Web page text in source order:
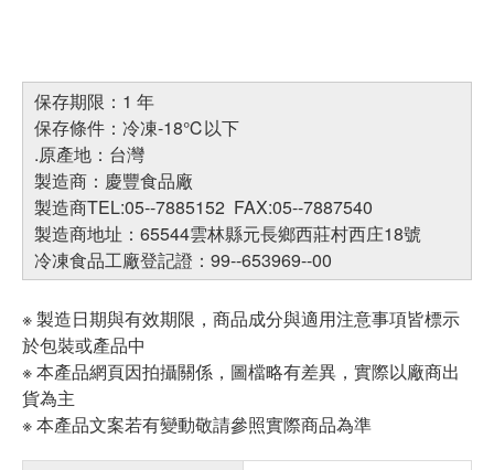
保存期限：1 年
保存條件：冷凍-18℃以下
.原產地：台灣
製造商：慶豐食品廠
製造商TEL:05--7885152 FAX:05--7887540
製造商地址：65544雲林縣元長鄉西莊村西庄18號
冷凍食品工廠登記證：99--653969--00
※ 製造日期與有效期限，商品成分與適用注意事項皆標示
於包裝或產品中
※ 本產品網頁因拍攝關係，圖檔略有差異，實際以廠商出
貨為主
※ 本產品文案若有變動敬請參照實際商品為準